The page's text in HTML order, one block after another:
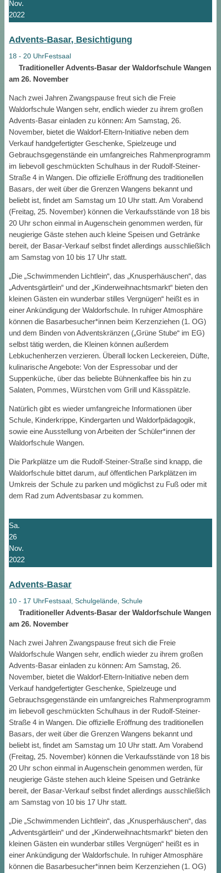
Nov.
2022
Advents-Basar, Besichtigung
18 - 20 UhrFestsaal
Traditioneller Advents-Basar der Waldorfschule Wangen
am 26. November
Nach zwei Jahren Zwangspause freut sich die Freie
Waldorfschule Wangen sehr, endlich wieder zu ihrem großen
Advents-Basar einladen zu können: Am Samstag, 26.
November, bietet die Waldorf-Eltern-Initiative neben dem
Verkauf handgefertigter Geschenke, Spielzeuge und
Gebrauchsgegenstände ein umfangreiches Rahmenprogramm
im liebevoll geschmückten Schulhaus in der Rudolf-Steiner-
Straße 4 in Wangen. Die offizielle Eröffnung des traditionellen
Basars, der weit über die Grenzen Wangens bekannt und
beliebt ist, findet am Samstag um 10 Uhr statt. Am Vorabend
(Freitag, 25. November) können die Verkaufsstände von 18 bis
20 Uhr schon einmal in Augenschein genommen werden, für
neugierige Gäste stehen auch kleine Speisen und Getränke
bereit, der Basar-Verkauf selbst findet allerdings ausschließlich
am Samstag von 10 bis 17 Uhr statt.
„Die „Schwimmenden Lichtlein“, das „Knusperhäuschen“, das
„Adventsgärtlein“ und der „Kinderweihnachtsmarkt“ bieten den
kleinen Gästen ein wunderbar stilles Vergnügen“ heißt es in
einer Ankündigung der Waldorfschule. In ruhiger Atmosphäre
können die Basarbesucher*innen beim Kerzenziehen (1. OG)
und dem Binden von Adventskränzen („Grüne Stube“ im EG)
selbst tätig werden, die Kleinen können außerdem
Lebkuchenherzen verzieren. Überall locken Leckereien, Düfte,
kulinarische Angebote: Von der Espressobar und der
Suppenküche, über das beliebte Bühnenkaffee bis hin zu
Salaten, Pommes, Würstchen vom Grill und Kässpätzle.
Natürlich gibt es wieder umfangreiche Informationen über
Schule, Kinderkrippe, Kindergarten und Waldorfpädagogik,
sowie eine Ausstellung von Arbeiten der Schüler*innen der
Waldorfschule Wangen.
Die Parkplätze um die Rudolf-Steiner-Straße sind knapp, die
Waldorfschule bittet darum, auf öffentlichen Parkplätzen im
Umkreis der Schule zu parken und möglichst zu Fuß oder mit
dem Rad zum Adventsbasar zu kommen.
Sa.
26
Nov.
2022
Advents-Basar
10 - 17 UhrFestsaal, Schulgelände, Schule
Traditioneller Advents-Basar der Waldorfschule Wangen
am 26. November
Nach zwei Jahren Zwangspause freut sich die Freie
Waldorfschule Wangen sehr, endlich wieder zu ihrem großen
Advents-Basar einladen zu können: Am Samstag, 26.
November, bietet die Waldorf-Eltern-Initiative neben dem
Verkauf handgefertigter Geschenke, Spielzeuge und
Gebrauchsgegenstände ein umfangreiches Rahmenprogramm
im liebevoll geschmückten Schulhaus in der Rudolf-Steiner-
Straße 4 in Wangen. Die offizielle Eröffnung des traditionellen
Basars, der weit über die Grenzen Wangens bekannt und
beliebt ist, findet am Samstag um 10 Uhr statt. Am Vorabend
(Freitag, 25. November) können die Verkaufsstände von 18 bis
20 Uhr schon einmal in Augenschein genommen werden, für
neugierige Gäste stehen auch kleine Speisen und Getränke
bereit, der Basar-Verkauf selbst findet allerdings ausschließlich
am Samstag von 10 bis 17 Uhr statt.
„Die „Schwimmenden Lichtlein“, das „Knusperhäuschen“, das
„Adventsgärtlein“ und der „Kinderweihnachtsmarkt“ bieten den
kleinen Gästen ein wunderbar stilles Vergnügen“ heißt es in
einer Ankündigung der Waldorfschule. In ruhiger Atmosphäre
können die Basarbesucher*innen beim Kerzenziehen (1. OG)